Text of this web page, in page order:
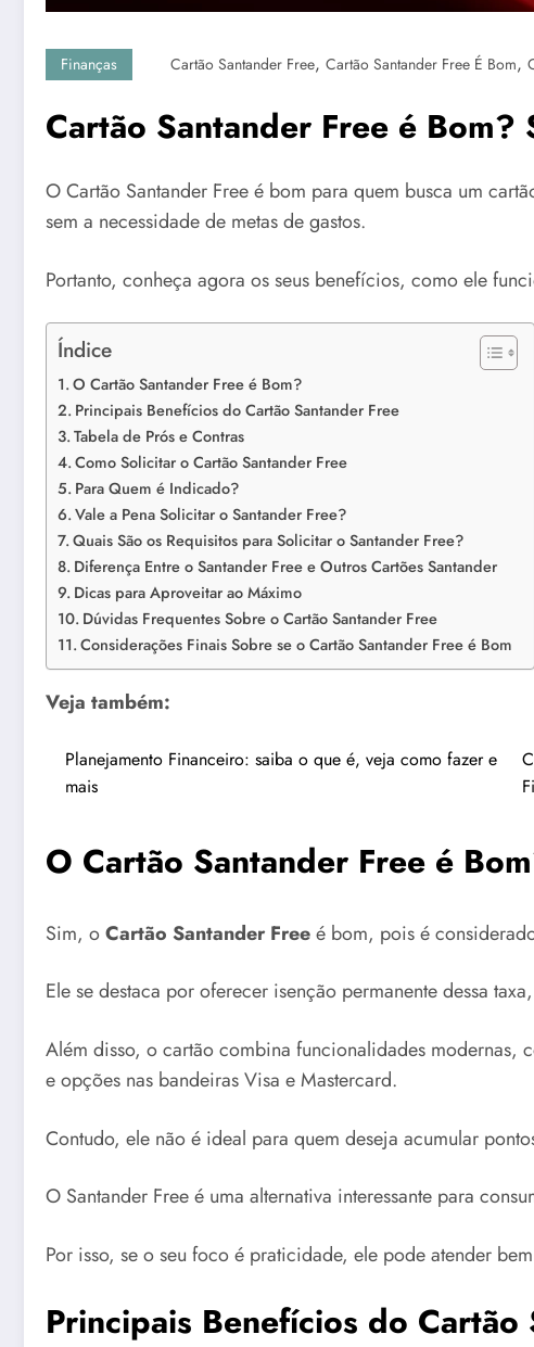
Finanças Cartão Santander Free, Cartão Santander Free É Bom,
Cartão Santander Free é
O Cartão Santander Free é bom para quem busca um
sem a necessidade de metas de gastos.
Portanto, conheça agora os seus benefícios, como ele
Índice
O Cartão Santander Free é Bom?
Principais Benefícios do Cartão Santander Free
Tabela de Prós e Contras
Como Solicitar o Cartão Santander Free
Para Quem é Indicado?
Vale a Pena Solicitar o Santander Free?
Quais São os Requisitos para Solicitar o Santander Free?
Diferença Entre o Santander Free e Outros Cartões Santander
Dicas para Aproveitar ao Máximo
Dúvidas Frequentes Sobre o Cartão Santander Free
Considerações Finais Sobre se o Cartão Santander Free é Bom
Veja também:
Planejamento Financeiro: saiba o que é, veja como fazer e
mais
O Cartão Santander Free é
Sim, oCartão Santander Freeé bom, pois é
Ele se destaca por oferecer isenção permanente dessa
Além disso, o cartão combina funcionalidades modernas,
e opções nas bandeiras Visa e Mastercard.
Contudo, ele não é ideal para quem deseja acumular
O Santander Free é uma alternativa interessante para
Por isso, se o seu foco é praticidade, ele pode atender
Principais Benefícios do Cartão